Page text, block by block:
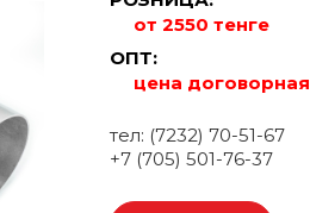
от 2550 тенге
ОПТ:
цена договорная
тел: (7232) 70-51-67
+7 (705) 501-76-37